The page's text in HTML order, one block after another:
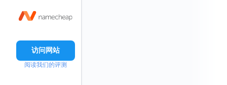
访问网站
阅读我们的评测